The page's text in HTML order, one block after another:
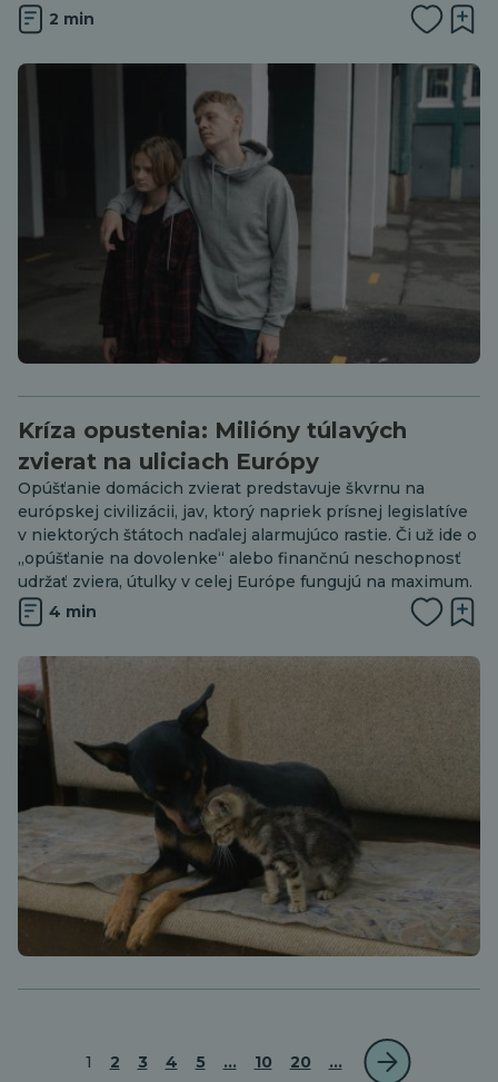
2 min
Kríza opustenia: Milióny túlavých
zvierat na uliciach Európy
Opúšťanie domácich zvierat predstavuje škvrnu na
európskej civilizácii, jav, ktorý napriek prísnej legislatíve
v niektorých štátoch naďalej alarmujúco rastie. Či už ide o
„opúšťanie na dovolenke“ alebo finančnú neschopnosť
udržať zviera, útulky v celej Európe fungujú na maximum.
4 min
1 2 3 4 5 ... 10 20 ...